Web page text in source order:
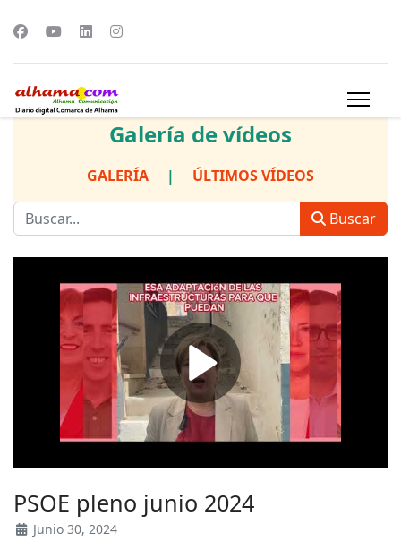
Galería de vídeos
GALERÍA | ÚLTIMOS VÍDEOS
Buscar
PSOE pleno junio 2024
Junio 30, 2024